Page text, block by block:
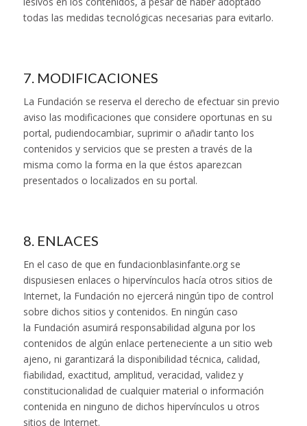
todas las medidas tecnológicas necesarias para evitarlo.
7. MODIFICACIONES
La Fundación se reserva el derecho de efectuar sin previo
aviso las modificaciones que considere oportunas en su
portal, pudiendocambiar, suprimir o añadir tanto los
contenidos y servicios que se presten a través de la
misma como la forma en la que éstos aparezcan
presentados o localizados en su portal.
8. ENLACES
En el caso de que en fundacionblasinfante.org se
dispusiesen enlaces o hipervínculos hacía otros sitios de
Internet, la Fundación no ejercerá ningún tipo de control
sobre dichos sitios y contenidos. En ningún caso
la Fundación asumirá responsabilidad alguna por los
contenidos de algún enlace perteneciente a un sitio web
ajeno, ni garantizará la disponibilidad técnica, calidad,
fiabilidad, exactitud, amplitud, veracidad, validez y
constitucionalidad de cualquier material o información
contenida en ninguno de dichos hipervínculos u otros
sitios de Internet.